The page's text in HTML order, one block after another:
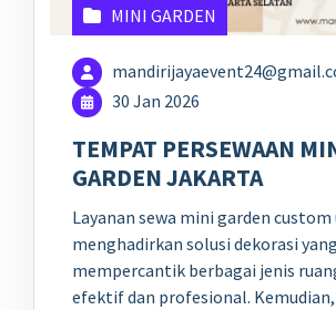
MINI GARDEN
30 Jan 2026
TEMPAT PERSEWAAN
GARDEN JAKARTA
Layanan sewa mini garden custom
menghadirkan solusi dekorasi
mempercantik berbagai jenis
efektif dan profesional.